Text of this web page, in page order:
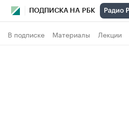
ПОДПИСКА НА РБК
В подписке Материалы Лекции